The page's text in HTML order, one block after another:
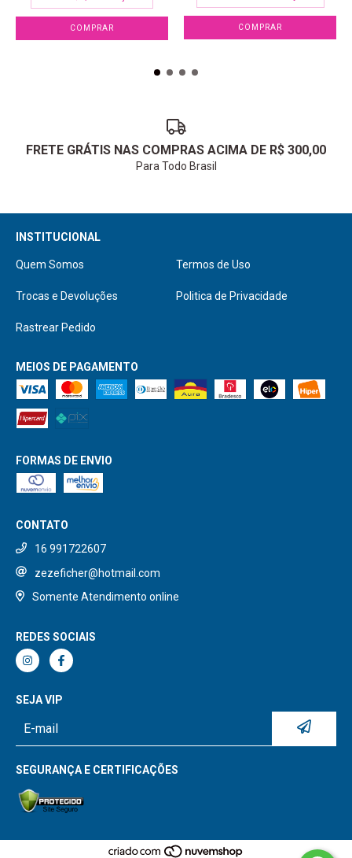
COMPRAR COMPRAR
FRETE GRÁTIS NAS COMPRAS ACIMA DE R$ 300,00
Para Todo Brasil
Quem Somos Termos de Uso
Trocas e Devoluções Politica de Privacidade
Rastrear Pedido
MEIOS DE PAGAMENTO
FORMAS DE ENVIO
CONTATO
16 991722607
zezeficher@hotmail.com
Somente Atendimento online
REDES SOCIAIS
SEJA VIP
SEGURANÇA E CERTIFICAÇÕES